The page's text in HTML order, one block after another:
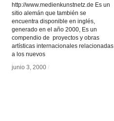
http://www.medienkunstnetz.de Es un
sitio alemán que también se
encuentra disponible en inglés,
generado en el año 2000, Es un
compendio de proyectos y obras
artísticas internacionales relacionadas
a los nuevos
junio 3, 2000 /
junio 3, 2000 /